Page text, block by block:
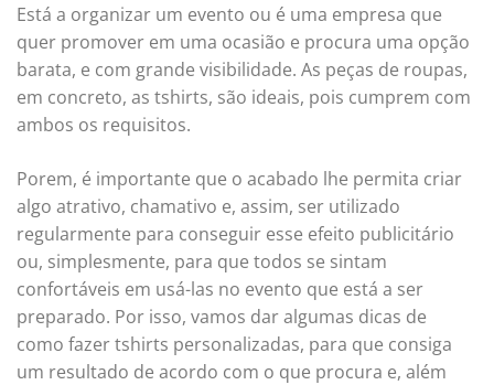
Está a organizar um evento ou é uma empresa que
quer promover em uma ocasião e procura uma opção
barata, e com grande visibilidade. As peças de roupas,
em concreto, as tshirts, são ideais, pois cumprem com
ambos os requisitos.
Porem, é importante que o acabado lhe permita criar
algo atrativo, chamativo e, assim, ser utilizado
regularmente para conseguir esse efeito publicitário
ou, simplesmente, para que todos se sintam
confortáveis ​​em usá-las no evento que está a ser
preparado. Por isso, vamos dar algumas dicas de
como fazer tshirts personalizadas, para que consiga
um resultado de acordo com o que procura e, além